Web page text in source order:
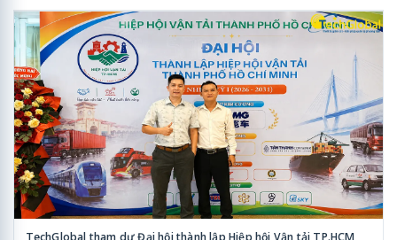
TechGlobal tham dự Đại hội thành lập Hiệp hội Vận tải TP.HCM